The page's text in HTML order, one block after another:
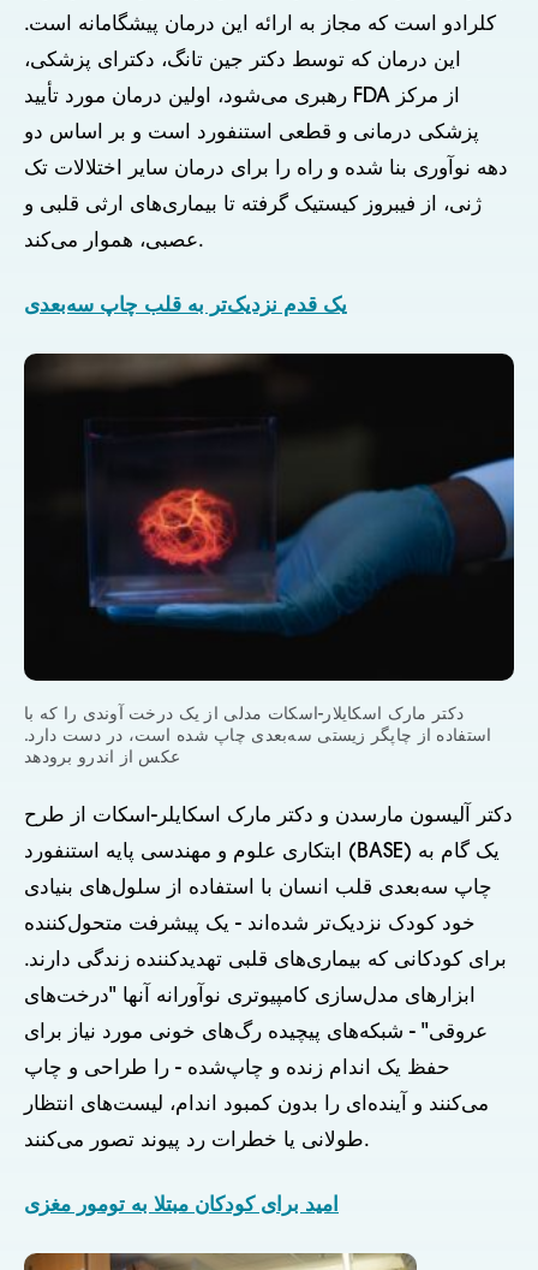
کلرادو است که مجاز به ارائه این درمان پیشگامانه است.
این درمان که توسط دکتر جین تانگ، دکترای پزشکی،
رهبری می‌شود، اولین درمان مورد تأیید FDA از مرکز
پزشکی درمانی و قطعی استنفورد است و بر اساس دو
دهه نوآوری بنا شده و راه را برای درمان سایر اختلالات تک
ژنی، از فیبروز کیستیک گرفته تا بیماری‌های ارثی قلبی و
عصبی، هموار می‌کند.
یک قدم نزدیک‌تر به قلب چاپ سه‌بعدی
دکتر مارک اسکایلار-اسکات مدلی از یک درخت آوندی را که با
استفاده از چاپگر زیستی سه‌بعدی چاپ شده است، در دست دارد.
عکس از اندرو برودهد
دکتر آلیسون مارسدن و دکتر مارک اسکایلر-اسکات از طرح
ابتکاری علوم و مهندسی پایه استنفورد (BASE) یک گام به
چاپ سه‌بعدی قلب انسان با استفاده از سلول‌های بنیادی
خود کودک نزدیک‌تر شده‌اند - یک پیشرفت متحول‌کننده
برای کودکانی که بیماری‌های قلبی تهدیدکننده زندگی دارند.
ابزارهای مدل‌سازی کامپیوتری نوآورانه آنها "درخت‌های
عروقی" - شبکه‌های پیچیده رگ‌های خونی مورد نیاز برای
حفظ یک اندام زنده و چاپ‌شده - را طراحی و چاپ
می‌کنند و آینده‌ای را بدون کمبود اندام، لیست‌های انتظار
طولانی یا خطرات رد پیوند تصور می‌کنند.
امید برای کودکان مبتلا به تومور مغزی